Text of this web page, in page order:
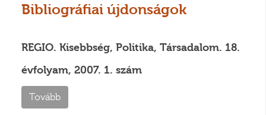
Bibliográfiai újdonságok
REGIO. Kisebbség, Politika, Társadalom. 18.
évfolyam, 2007. 1. szám
Tovább